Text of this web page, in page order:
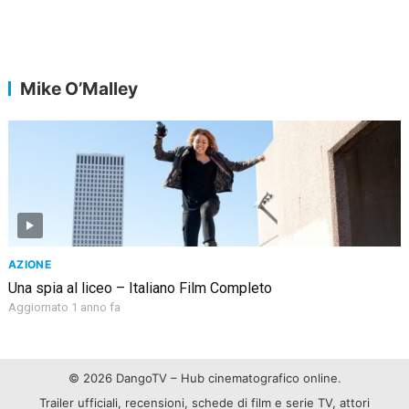
Mike O’Malley
AZIONE
Una spia al liceo – Italiano Film Completo
Aggiornato 1 anno fa
© 2026 DangoTV – Hub cinematografico online.
Trailer ufficiali, recensioni, schede di film e serie TV, attori